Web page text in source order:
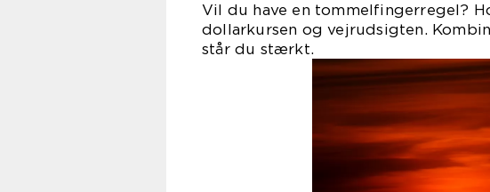
Vil du have en tommelfingerregel?
dollarkursen og vejrudsigten.
står du stærkt.